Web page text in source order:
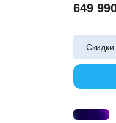
649
Скидки